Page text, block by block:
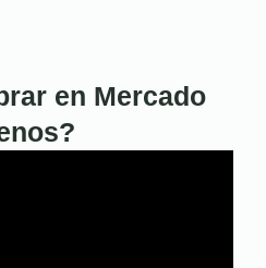
en Mercado